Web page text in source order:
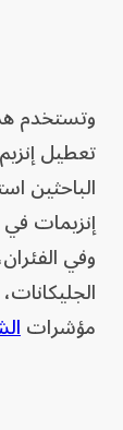
وتستخدم
تعطيل
الباحثين
إنزيمات
وفي
مؤشرات